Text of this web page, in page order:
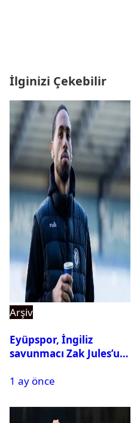
İlginizi Çekebilir
Arşiv
Eyüpspor, İngiliz
savunmacı Zak Jules’u
1 ay önce